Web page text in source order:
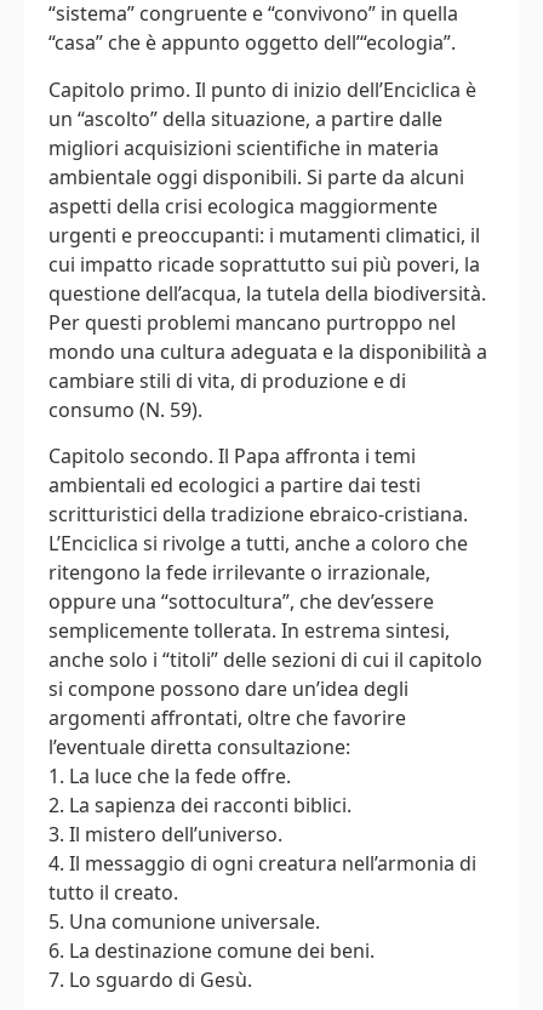
“sistema” congruente e “convivono” in quella
“casa” che è appunto oggetto dell’“ecologia”.
Capitolo primo. Il punto di inizio dell’Enciclica è
un “ascolto” della situazione, a partire dalle
migliori acquisizioni scientifiche in materia
ambientale oggi disponibili. Si parte da alcuni
aspetti della crisi ecologica maggiormente
urgenti e preoccupanti: i mutamenti climatici, il
cui impatto ricade soprattutto sui più poveri, la
questione dell’acqua, la tutela della biodiversità.
Per questi problemi mancano purtroppo nel
mondo una cultura adeguata e la disponibilità a
cambiare stili di vita, di produzione e di
consumo (N. 59).
Capitolo secondo. Il Papa affronta i temi
ambientali ed ecologici a partire dai testi
scritturistici della tradizione ebraico-cristiana.
L’Enciclica si rivolge a tutti, anche a coloro che
ritengono la fede irrilevante o irrazionale,
oppure una “sottocultura”, che dev’essere
semplicemente tollerata. In estrema sintesi,
anche solo i “titoli” delle sezioni di cui il capitolo
si compone possono dare un’idea degli
argomenti affrontati, oltre che favorire
l’eventuale diretta consultazione:
1. La luce che la fede offre.
2. La sapienza dei racconti biblici.
3. Il mistero dell’universo.
4. Il messaggio di ogni creatura nell’armonia di
tutto il creato.
5. Una comunione universale.
6. La destinazione comune dei beni.
7. Lo sguardo di Gesù.